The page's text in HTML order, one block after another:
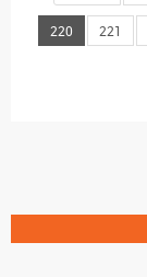
220 221